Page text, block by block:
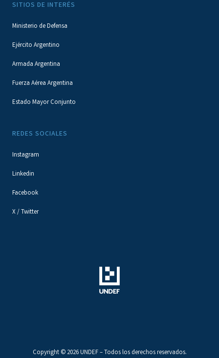
SITIOS DE INTERÉS
Ministerio de Defensa
Ejército Argentino
Armada Argentina
Fuerza Aérea Argentina
Estado Mayor Conjunto
REDES SOCIALES
Instagram
Linkedin
Facebook
X / Twitter
Copyright © 2026 UNDEF – Todos los derechos reservados.